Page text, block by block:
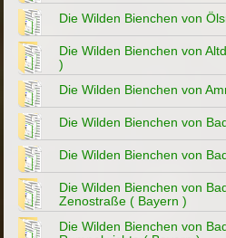
Die Wilden Bienchen von
Die Wilden Bienchen von
)
Die Wilden Bienchen von
Die Wilden Bienchen von
Die Wilden Bienchen von
Die Wilden Bienchen von
Zenostraße ( Bayern )
Die Wilden Bienchen von